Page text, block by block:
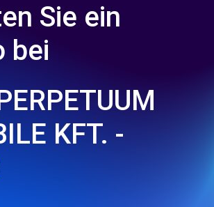
Sie ein
bei
KFT. -